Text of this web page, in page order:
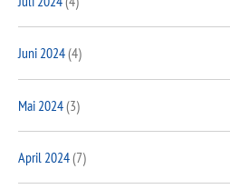
Juni 2024(4)
Mai 2024(3)
April 2024(7)